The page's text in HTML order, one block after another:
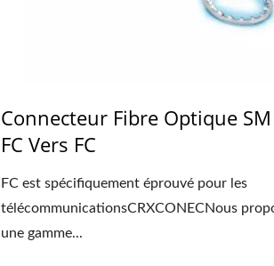
Connecteur Fibre Optique
FC Vers FC
FC est spécifiquement éprouvé pour les
télécommunicationsCRXCONECNous
une gamme...